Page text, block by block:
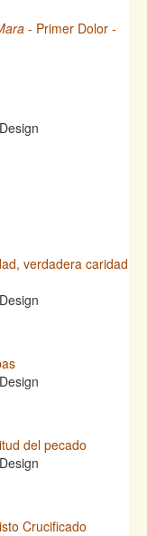
- Primer Dolor -
verdadera caridad
del pecado
Crucificado